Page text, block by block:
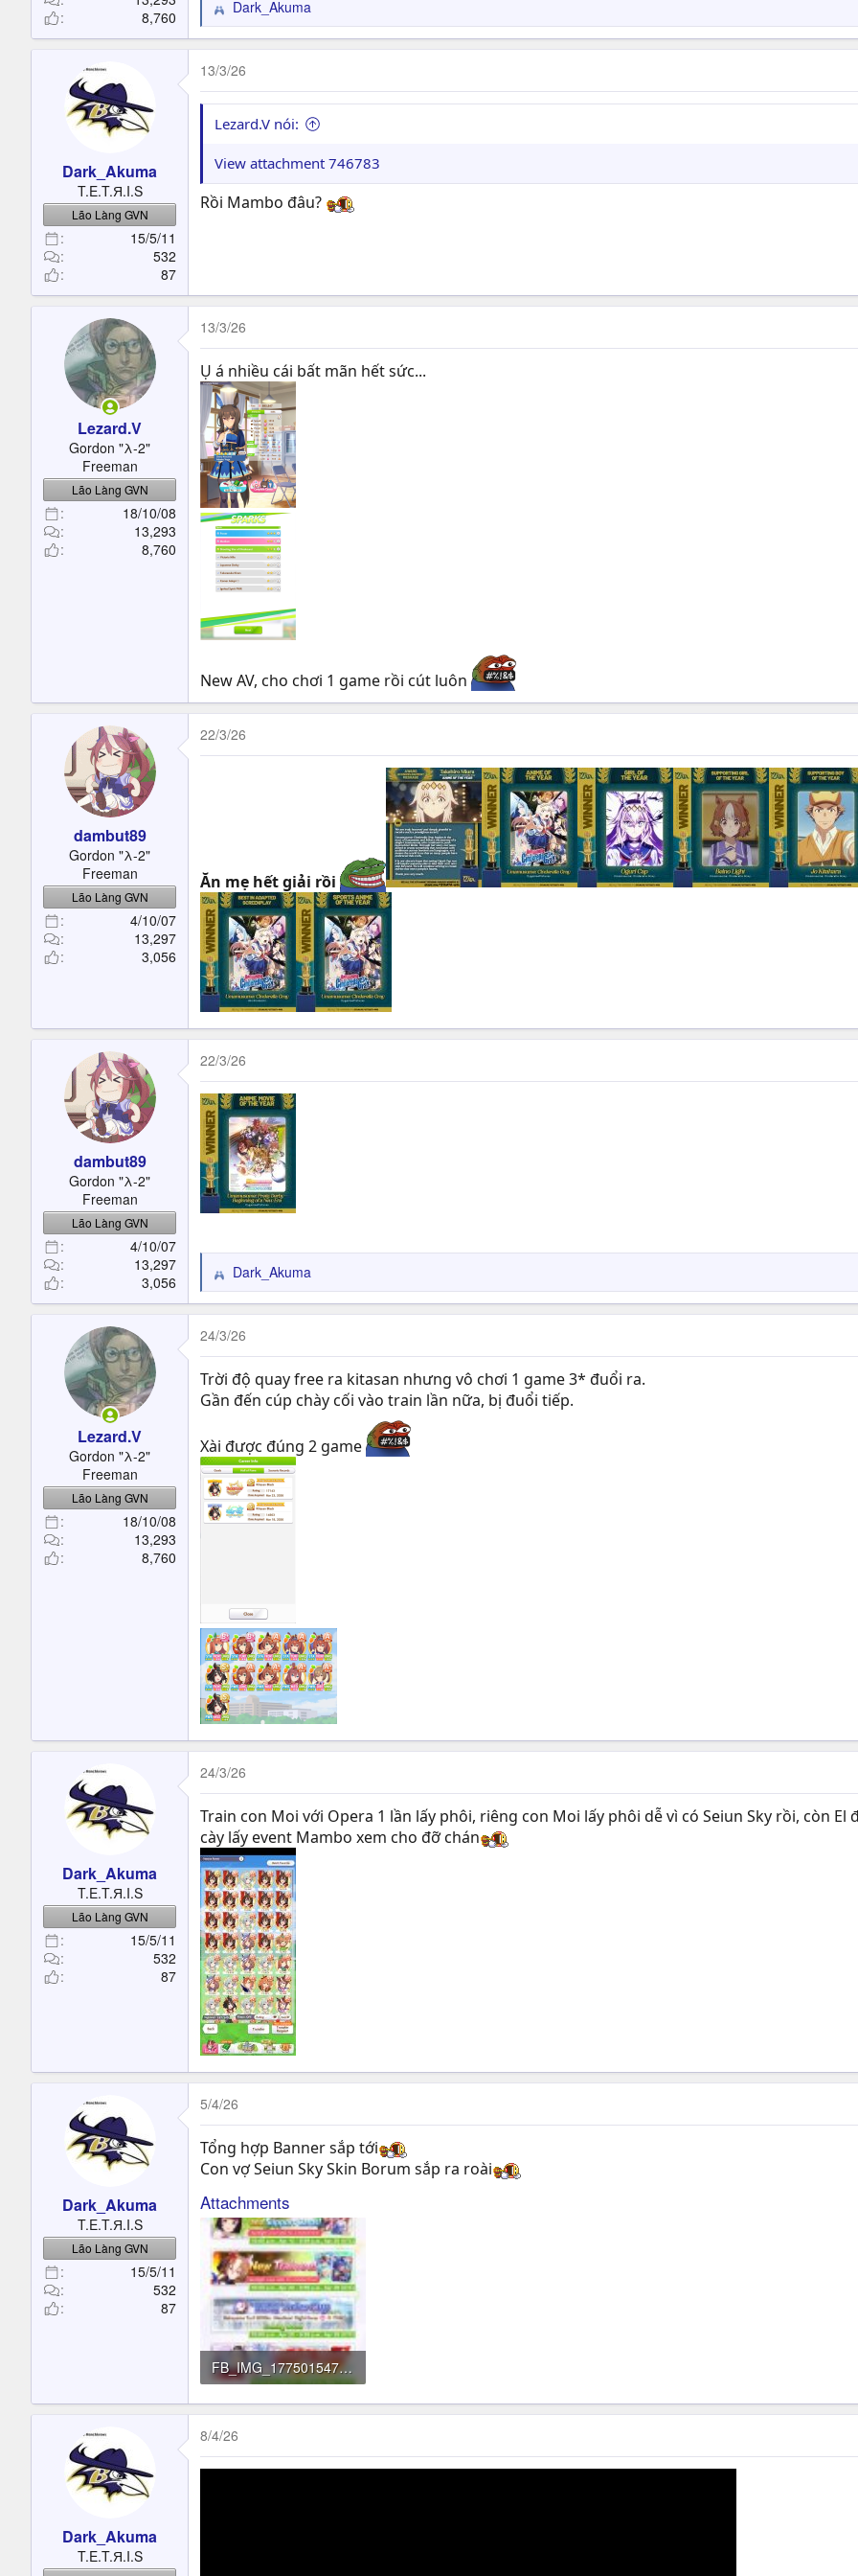
8,760
R
e
a
c
t
i
o
s
Dark_Akuma
Dark_Akuma
T.E.T.Я.I.S
Lão Làng GVN
15/5/11
532
87
13/3/26
Lezard.V nói:
View attachment 746783
Rồi Mambo đâu?
Lezard.V
Gordon "λ-2"
Freeman
Lão Làng GVN
18/10/08
13,293
8,760
13/3/26
Ụ á nhiều cái bất mãn hết sức...
New AV, cho chơi 1 game rồi cút luôn
dambut89
Gordon "λ-2"
Freeman
Lão Làng GVN
4/10/07
13,297
3,056
22/3/26
Ăn mẹ hết giải rồi
dambut89
Gordon "λ-2"
Freeman
Lão Làng GVN
4/10/07
13,297
3,056
22/3/26
R
e
a
c
t
o
n
:
Dark_Akuma
Lezard.V
Gordon "λ-2"
Freeman
Lão Làng GVN
18/10/08
13,293
8,760
24/3/26
Trời độ quay free ra kitasan nhưng vô chơi 1 game 3* đuổi ra.
Gần đến cúp chày cối vào train lần nữa, bị đuổi tiếp.
Xài được đúng 2 game
Dark_Akuma
T.E.T.Я.I.S
Lão Làng GVN
15/5/11
532
87
24/3/26
Train con Moi với Opera 1 lần lấy phôi, riêng con Moi lấy phôi dễ vì có Seiun Sky rồi, còn
cày lấy event Mambo xem cho đỡ chán
Dark_Akuma
T.E.T.Я.I.S
Lão Làng GVN
15/5/11
532
87
5/4/26
Tổng hợp Banner sắp tới
Con vợ Seiun Sky Skin Borum sắp ra roài
Attachments
FB_IMG_1775015476374.jpg
208.4 KB · Đọc: 1
Dark_Akuma
T.E.T.Я.I.S
8/4/26